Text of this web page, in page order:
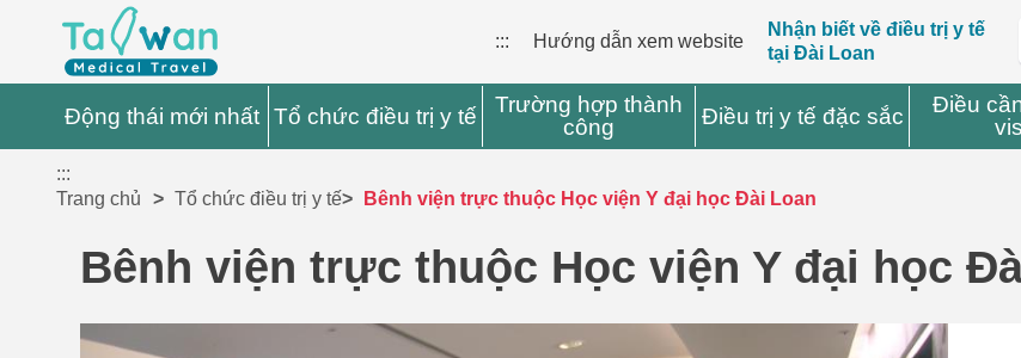
::: Hướng dẫn xem website
Nhận biết về điều trị y tế
tại Đài Loan
Động thái mới nhất Tổ chức điều trị y tế
Trường hợp thành
công
Điều trị y tế đặc sắc
Điều
:::
Trang chủ
Tổ chức điều trị y tế Bênh viện trực thuộc Học viện Y đại học Đài Loan
Bênh viện trực thuộc Học viện Y đại học